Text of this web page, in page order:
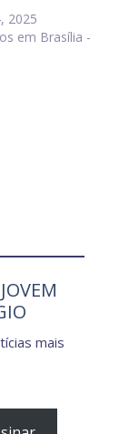
2025
em Brasília -
mais